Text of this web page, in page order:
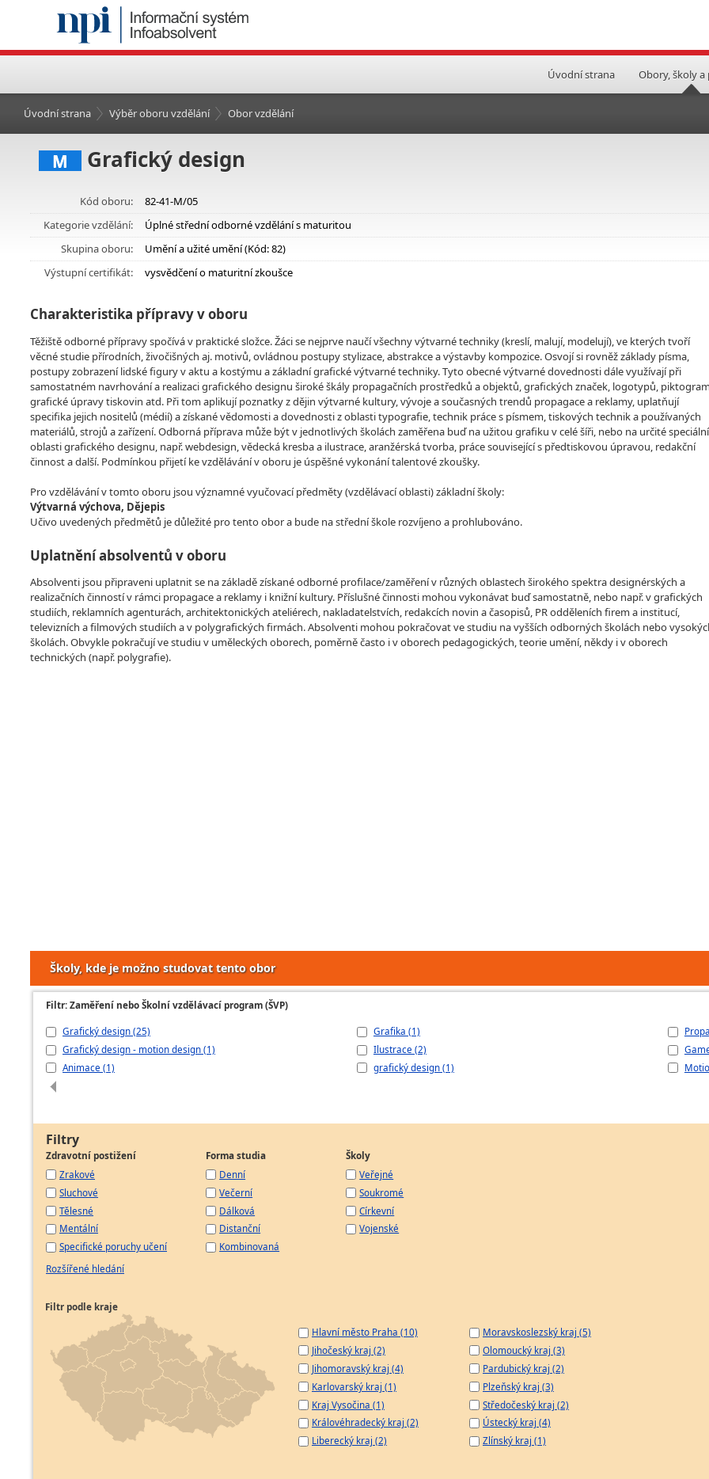
Úvodní strana Obory, školy a
Úvodní strana Výběr oboru vzdělání Obor vzdělání
M Grafický design
Kód oboru:
82-41-M/05
Kategorie vzdělání:
Úplné střední odborné vzdělání s maturitou
Skupina oboru:
Umění a užité umění (Kód: 82)
Výstupní certifikát:
vysvědčení o maturitní zkoušce
Charakteristika přípravy v oboru
Těžiště odborné přípravy spočívá v praktické složce. Žáci se nejprve naučí všechny výtvarné techniky (kreslí, malují, modelují), ve kterých tvoří
věcné studie přírodních, živočišných aj. motivů, ovládnou postupy stylizace, abstrakce a výstavby kompozice. Osvojí si rovněž základy písma,
postupy zobrazení lidské figury v aktu a kostýmu a základní grafické výtvarné techniky. Tyto obecné výtvarné dovednosti dále využívají při
samostatném navrhování a realizaci grafického designu široké škály propagačních prostředků a objektů, grafických značek, logotypů,
grafické úpravy tiskovin atd. Při tom aplikují poznatky z dějin výtvarné kultury, vývoje a současných trendů propagace a reklamy, uplatňují
specifika jejich nositelů (médií) a získané vědomosti a dovednosti z oblasti typografie, technik práce s písmem, tiskových technik a používaných
materiálů, strojů a zařízení. Odborná příprava může být v jednotlivých školách zaměřena buď na užitou grafiku v celé šíři, nebo na určité speciální
oblasti grafického designu, např. webdesign, vědecká kresba a ilustrace, aranžérská tvorba, práce související s předtiskovou úpravou, redakční
činnost a další. Podmínkou přijetí ke vzdělávání v oboru je úspěšné vykonání talentové zkoušky.
Pro vzdělávání v tomto oboru jsou významné vyučovací předměty (vzdělávací oblasti) základní školy:
Výtvarná výchova, Dějepis
Učivo uvedených předmětů je důležité pro tento obor a bude na střední škole rozvíjeno a prohlubováno.
Uplatnění absolventů v oboru
Absolventi jsou připraveni uplatnit se na základě získané odborné profilace/zaměření v různých oblastech širokého spektra designérských a
realizačních činností v rámci propagace a reklamy i knižní kultury. Příslušné činnosti mohou vykonávat buď samostatně, nebo např. v grafických
studiích, reklamních agenturách, architektonických ateliérech, nakladatelstvích, redakcích novin a časopisů, PR odděleních firem a institucí,
televizních a filmových studiích a v polygrafických firmách. Absolventi mohou pokračovat ve studiu na vyšších odborných školách nebo
školách. Obvykle pokračují ve studiu v uměleckých oborech, poměrně často i v oborech pedagogických, teorie umění, někdy i v oborech
technických (např. polygrafie).
Školy, kde je možno studovat tento obor
Filtr: Zaměření nebo Školní vzdělávací program (ŠVP)
Grafický design (25)
Grafický design - motion design (1)
Animace (1)
Grafika (1)
Ilustrace (2)
grafický design (1)
Filtry
Zdravotní postižení
Zrakové
Sluchové
Tělesné
Mentální
Specifické poruchy učení
Forma studia
Denní
Večerní
Dálková
Distanční
Kombinovaná
Školy
Veřejné
Soukromé
Církevní
Vojenské
Rozšířené hledání
Filtr podle kraje
Hlavní město Praha (10)
Jihočeský kraj (2)
Jihomoravský kraj (4)
Karlovarský kraj (1)
Kraj Vysočina (1)
Královéhradecký kraj (2)
Liberecký kraj (2)
Moravskoslezský kraj (5)
Olomoucký kraj (3)
Pardubický kraj (2)
Plzeňský kraj (3)
Středočeský kraj (2)
Ústecký kraj (4)
Zlínský kraj (1)